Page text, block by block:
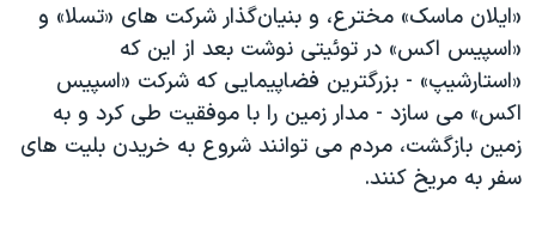
آرشیو پخش زنده
مجموعه مستندهای دادخواهی
تریبونال مردمی آبان ۹۸
دادگاه حمید نوری
چهل سال گروگان‌گیری
قانون شفافیت دارائی کادر رهبری ایران
«ایلان ماسک» مخترع، و بنیان‌گذار شرکت های «تسلا» و
«اسپیس اکس» در توئیتی نوشت بعد از این که
«استارشیپ» - بزرگترین فضاپیمایی که شرکت «اسپیس
اکس» می سازد - مدار زمین را با موفقیت طی کرد و به
زمین بازگشت، مردم می توانند شروع به خریدن بلیت های
سفر به مریخ کنند.